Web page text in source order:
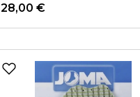
28,00 €